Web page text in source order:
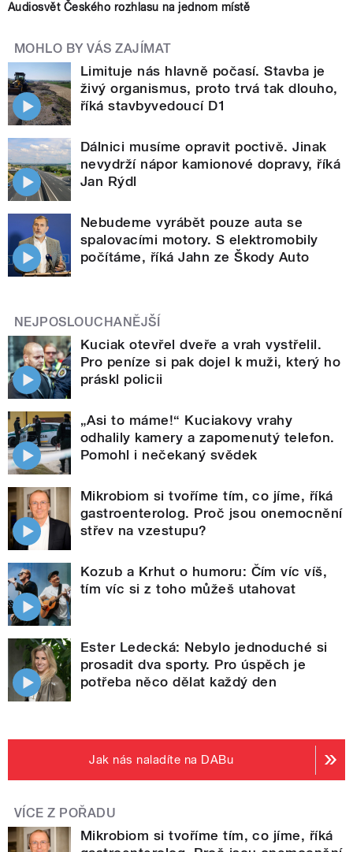
Audiosvět Českého rozhlasu na jednom místě
MOHLO BY VÁS ZAJÍMAT
Limituje nás hlavně počasí. Stavba je
živý organismus, proto trvá tak dlouho,
říká stavbyvedoucí D1
Dálnici musíme opravit poctivě. Jinak
nevydrží nápor kamionové dopravy, říká
Jan Rýdl
Nebudeme vyrábět pouze auta se
spalovacími motory. S elektromobily
počítáme, říká Jahn ze Škody Auto
NEJPOSLOUCHANĚJŠÍ
Kuciak otevřel dveře a vrah vystřelil.
Pro peníze si pak dojel k muži, který ho
práskl policii
„Asi to máme!“ Kuciakovy vrahy
odhalily kamery a zapomenutý telefon.
Pomohl i nečekaný svědek
Mikrobiom si tvoříme tím, co jíme, říká
gastroenterolog. Proč jsou onemocnění
střev na vzestupu?
Kozub a Krhut o humoru: Čím víc víš,
tím víc si z toho můžeš utahovat
Ester Ledecká: Nebylo jednoduché si
prosadit dva sporty. Pro úspěch je
potřeba něco dělat každý den
Jak nás naladíte na DABu
VÍCE Z POŘADU
Mikrobiom si tvoříme tím, co jíme, říká